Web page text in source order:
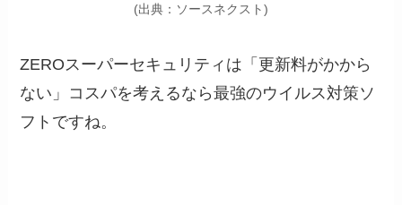
(出典：ソースネクスト)
ZEROスーパーセキュリティは「更新料がかから
ない」コスパを考えるなら最強のウイルス対策ソ
フトですね。